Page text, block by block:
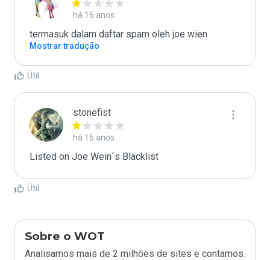
há 16 anos
termasuk dalam daftar spam oleh joe wien
Mostrar tradução
Útil
stonefist
há 16 anos
Listed on Joe Wein´s Blacklist
Útil
Sobre o WOT
Analisamos mais de 2 milhões de sites e contamos.